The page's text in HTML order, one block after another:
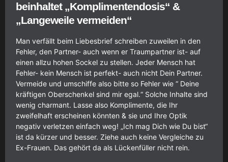
beinhaltet „Komplimentendosis“ &
„Langeweile vermeiden“
Man verfällt beim Liebesbrief schreiben zuweilen in den
Fehler, den Partner- auch wenn er Traumpartner ist- auf
einen allzu hohen Sockel zu stellen. Jeder Mensch hat
Fehler- kein Mensch ist perfekt- auch nicht Dein Partner.
Vermeide und umschiffe also bitte so Fehler wie “ Deine
kräftigen Oberschenkel sind mir egal.“ Solche Inhalte sind
wenig charmant. Lasse also Komplimente, die Ihr
zweifelhaft erscheinen könnten & sie und Ihre Optik
negativ verletzen einfach weg! „Ich mag Dich wie Du bist“
ist da kürzer und besser. Ziehe auch keine Vergleiche zu
Ex-Frauen. Das gehört da als Lückenfüller nicht rein.